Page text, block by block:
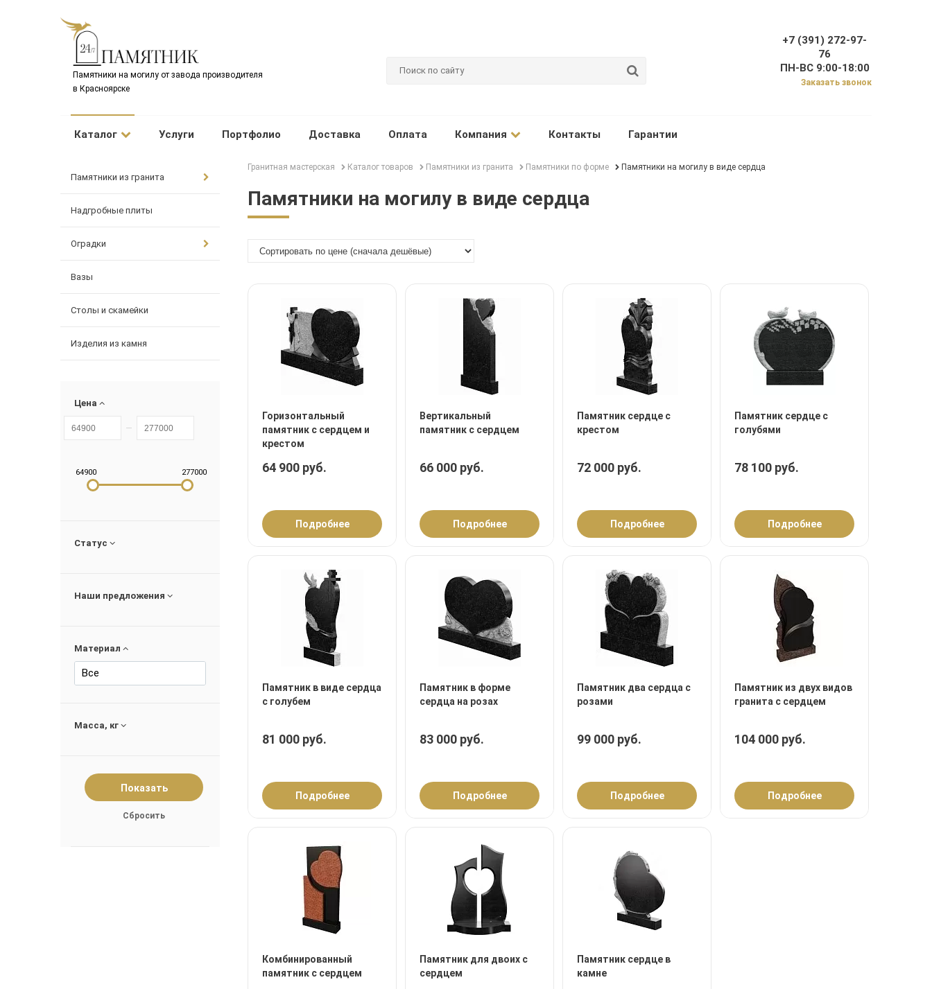
Памятники на могилу от завода производителя
в Красноярске
Каталог Услуги Портфолио Доставка Оплата Компания Контакты Гарантии
+7 (391) 272-97-
76
ПН-ВС 9:00-18:00
Заказать звонок
Памятники из гранита
Надгробные плиты
Оградки
Вазы
Столы и скамейки
Изделия из камня
Цена
64900 277000
Статус
Наши предложения
Материал
Все
Масса, кг
Гранитная мастерская Каталог товаров Памятники из гранита Памятники по форме Памятники на могилу в виде сердца
Памятники на могилу в виде сердца
Горизонтальный
памятник с сердцем и
крестом
64 900 руб.
Подробнее
Вертикальный
памятник с сердцем
66 000 руб.
Подробнее
Памятник сердце с
крестом
72 000 руб.
Подробнее
Памятник сердце с
голубями
78 100 руб.
Подробнее
Памятник в виде сердца
с голубем
81 000 руб.
Подробнее
Памятник в форме
сердца на розах
83 000 руб.
Подробнее
Памятник два сердца с
розами
99 000 руб.
Подробнее
Памятник из двух видов
гранита с сердцем
104 000 руб.
Подробнее
Комбинированный
памятник с сердцем
Памятник для двоих с
сердцем
Памятник сердце в
камне